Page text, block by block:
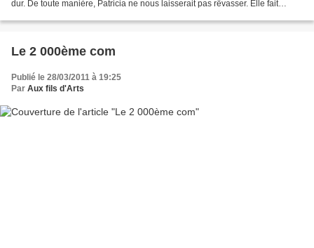
dur. De toute manière, Patricia ne nous laisserait pas rêvasser. Elle fait
Le 2 000ème com
Publié le 28/03/2011 à 19:25
Par Aux fils d'Arts